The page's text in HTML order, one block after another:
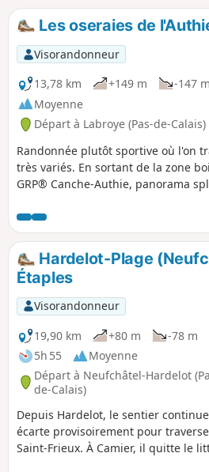
Les oseraies de
Visorandonneur
13,78 km
+149 m -147 m
Moyenne
Départ à Labroye (Pas-de-Calais)
Randonnée plutôt sportive où l'on
très variés. En sortant de la zone
GRP® Canche-Authie, panorama
Hardelot-Plage
Étaples
Visorandonneur
19,90 km
+80 m
-78 m
5h 55
Moyenne
Départ à Neufchâtel-Hardelot
de-Calais)
Depuis Hardelot, le sentier
écarte provisoirement pour
Saint-Frieux. À Camier, il quitte le